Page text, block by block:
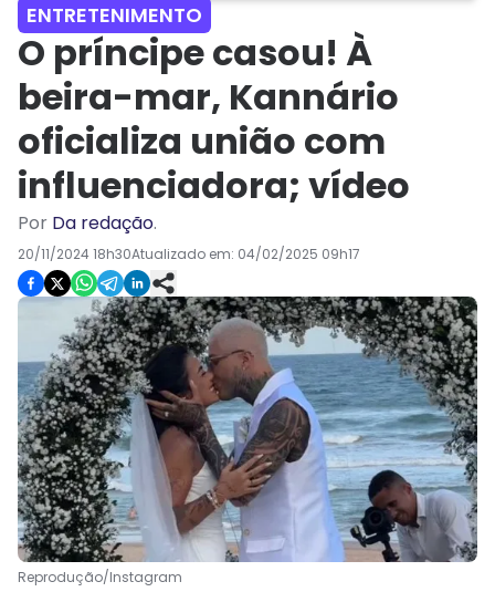
ENTRETENIMENTO
O príncipe casou! À
beira-mar, Kannário
oficializa união com
influenciadora; vídeo
Por Da redação.
20/11/2024 18h30Atualizado em: 04/02/2025 09h17
Reprodução/Instagram